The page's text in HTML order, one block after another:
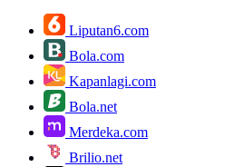
Liputan6.com
Bola.com
Kapanlagi.com
Bola.net
Merdeka.com
Brilio.net